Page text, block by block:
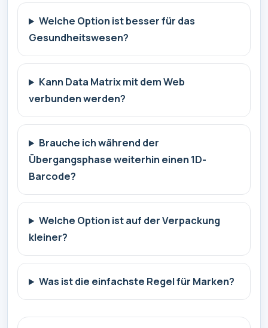
Welche Option ist besser für das
Gesundheitswesen?
Kann Data Matrix mit dem Web
verbunden werden?
Brauche ich während der
Übergangsphase weiterhin einen 1D-
Barcode?
Welche Option ist auf der Verpackung
kleiner?
Was ist die einfachste Regel für Marken?